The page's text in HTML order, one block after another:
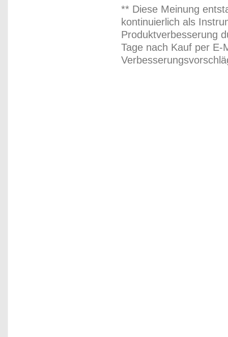
** Diese Meinung
kontinuierlich als
Produktverbesserung
Tage nach Kauf per E-